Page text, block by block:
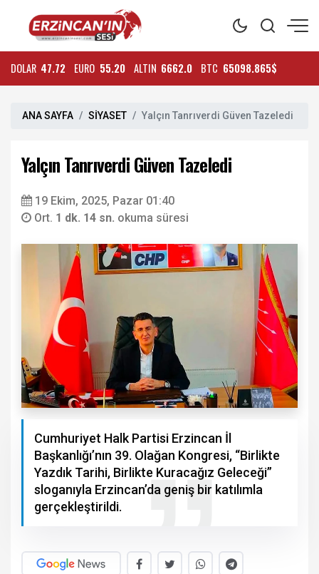
DOLAR 47.72 EURO 55.20 ALTIN 6662.0 BTC 65098.865$
ANA SAYFA SİYASET Yalçın Tanrıverdi Güven Tazeledi
Yalçın Tanrıverdi Güven Tazeledi
19 Ekim, 2025, Pazar 01:40
Ort. 1 dk. 14 sn. okuma süresi
Cumhuriyet Halk Partisi Erzincan İl
Başkanlığı’nın 39. Olağan Kongresi, “Birlikte
Yazdık Tarihi, Birlikte Kuracağız Geleceği”
sloganıyla Erzincan’da geniş bir katılımla
gerçekleştirildi.